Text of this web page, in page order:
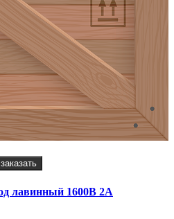
заказать
лавинный 1600В 2А